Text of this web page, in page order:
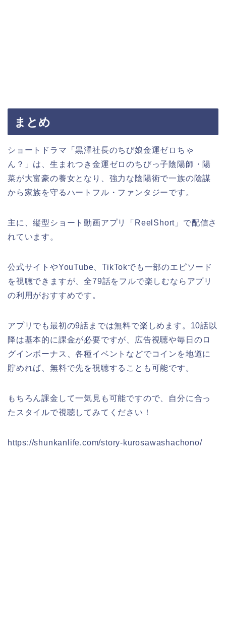
まとめ
ショートドラマ「黒澤社長のちび娘金運ゼロちゃ
ん？」は、生まれつき金運ゼロのちびっ子陰陽師・陽
菜が大富豪の養女となり、強力な陰陽術で一族の陰謀
から家族を守るハートフル・ファンタジーです。
主に、縦型ショート動画アプリ「ReelShort」で配信さ
れています。
公式サイトやYouTube、TikTokでも一部のエピソード
を視聴できますが、全79話をフルで楽しむならアプリ
の利用がおすすめです。
アプリでも最初の9話までは無料で楽しめます。10話以
降は基本的に課金が必要ですが、広告視聴や毎日のロ
グインボーナス、各種イベントなどでコインを地道に
貯めれば、無料で先を視聴することも可能です。
もちろん課金して一気見も可能ですので、自分に合っ
たスタイルで視聴してみてください！
https://shunkanlife.com/story-kurosawashachono/